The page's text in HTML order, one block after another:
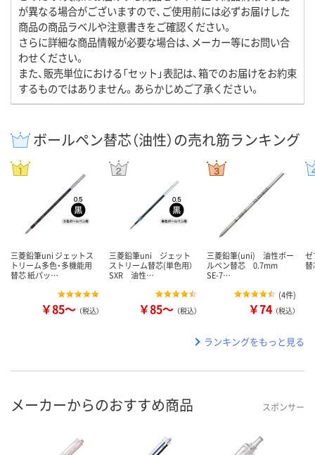
が異なる場合がございますので、ご使用前には必ずお届けした
商品の商品ラベルや注意書きをご確認ください。
さらに詳細な商品情報が必要な場合は、メーカー等にお問い合
わせください。
また、販売単位における「セット」表記は、箱でのお届けをお約束
するものではありません。あらかじめご了承ください。
ボールペン替芯（油性）の売れ筋ランキング
三菱鉛筆uni ジェットス
トリーム多色・多機能用
替芯 紙パッ…
￥85～ （税込）
三菱鉛筆uni ジェット
ストリーム替芯(単色用）
SXR 油性…
￥85～ （税込）
三菱鉛筆(uni) 油性ボー
ルペン替芯 0.7mm
SE-7…
(4件)
￥74 （税込）
ランキングをもっと見る
メーカーからのおすすめ商品 スポンサー